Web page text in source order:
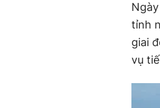
tỉnh
giai
vụ